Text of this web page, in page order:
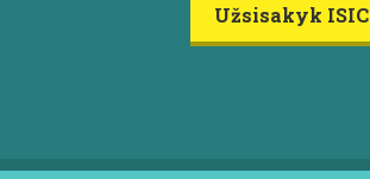
Užsisakyk ISIC